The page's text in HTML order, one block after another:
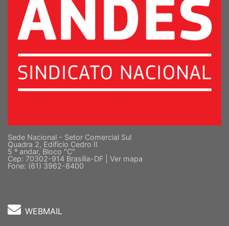
Sede Nacional - Setor Comercial Sul
Quadra 2, Edifício Cedro II
5 º andar, Bloco "C"
Cep: 70302-914 Brasília-DF | Ver mapa
Fone: (61) 3962-8400
WEBMAIL